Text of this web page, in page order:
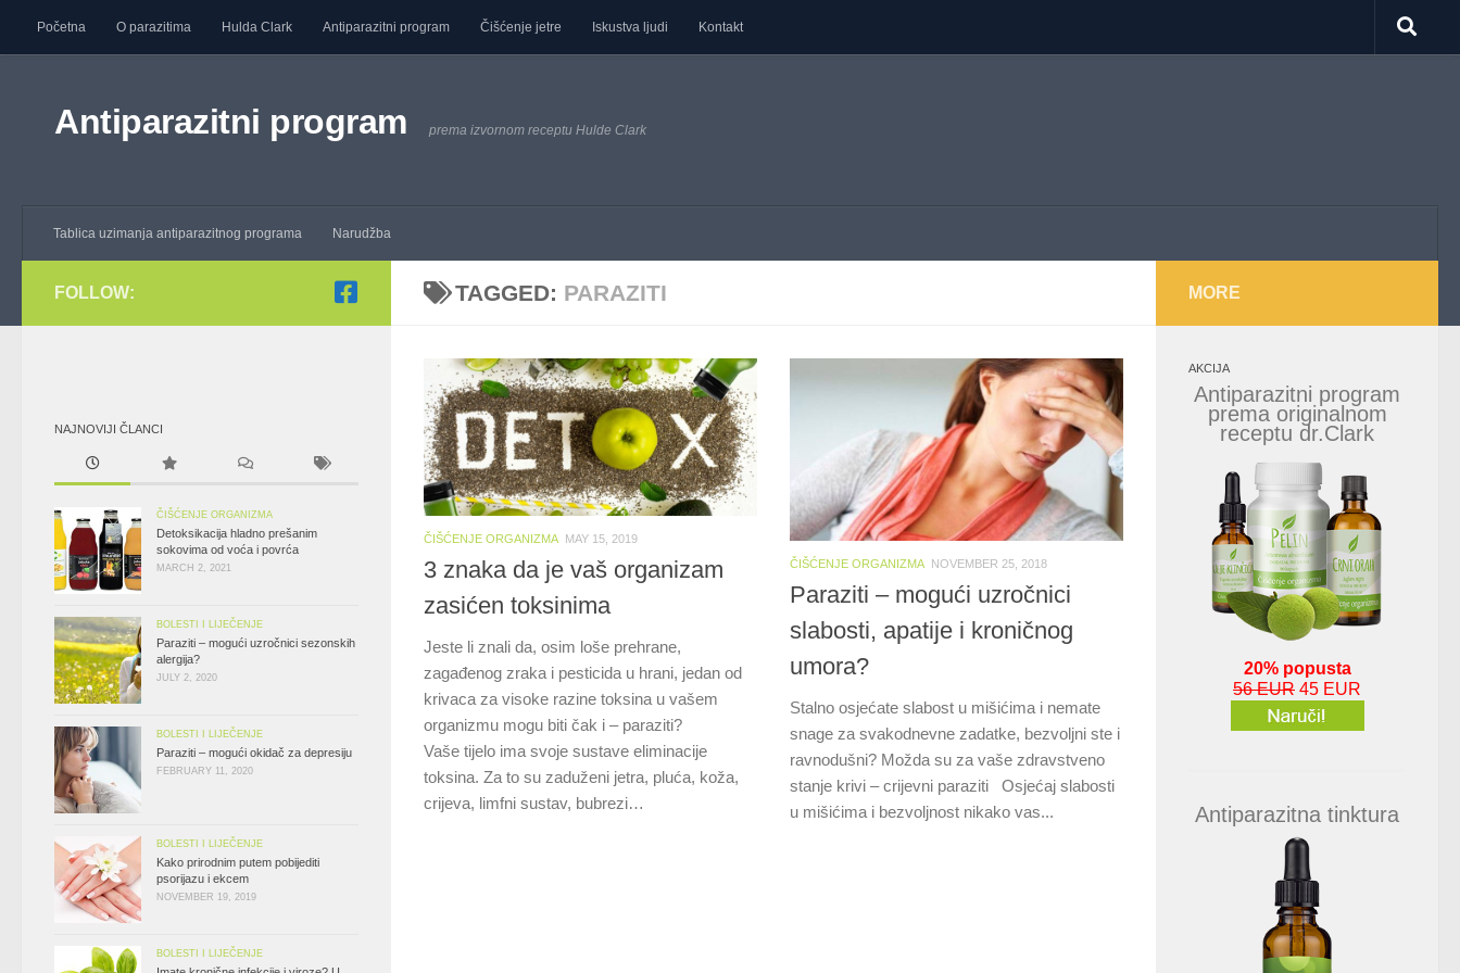
Skip to content
Početna O parazitima Hulda Clark Antiparazitni program Čišćenje jetre Iskustva ljudi Kontakt
Antiparazitni program prema izvornom receptu Hulde Clark
Tablica uzimanja antiparazitnog programa Narudžba
TAGGED: PARAZITI
ČIŠĆENJE ORGANIZMA MAY 15, 2019
3 znaka da je vaš organizam
zasićen toksinima
Jeste li znali da, osim loše prehrane,
zagađenog zraka i pesticida u hrani, jedan od
krivaca za visoke razine toksina u vašem
organizmu mogu biti čak i – paraziti?
Vaše tijelo ima svoje sustave eliminacije
toksina. Za to su zaduženi jetra, pluća, koža,
crijeva, limfni sustav, bubrezi…
ČIŠĆENJE ORGANIZMA NOVEMBER 25, 2018
Paraziti – mogući uzročnici
slabosti, apatije i kroničnog
umora?
Stalno osjećate slabost u mišićima i nemate
snage za svakodnevne zadatke, bezvoljni ste i
ravnodušni? Možda su za vaše zdravstveno
stanje krivi – crijevni paraziti Osjećaj slabosti
u mišićima i bezvoljnost nikako vas...
FOLLOW:
NAJNOVIJI ČLANCI
ČIŠĆENJE ORGANIZMA
Detoksikacija hladno prešanim
sokovima od voća i povrća
MARCH 2, 2021
BOLESTI I LIJEČENJE
Paraziti – mogući uzročnici sezonskih
alergija?
JULY 2, 2020
BOLESTI I LIJEČENJE
Paraziti – mogući okidač za depresiju
FEBRUARY 11, 2020
BOLESTI I LIJEČENJE
Kako prirodnim putem pobijediti
psorijazu i ekcem
NOVEMBER 19, 2019
BOLESTI I LIJEČENJE
MORE
AKCIJA
Antiparazitni program
prema originalnom
receptu dr.Clark
20% popusta
56 EUR 45 EUR
Antiparazitna tinktura